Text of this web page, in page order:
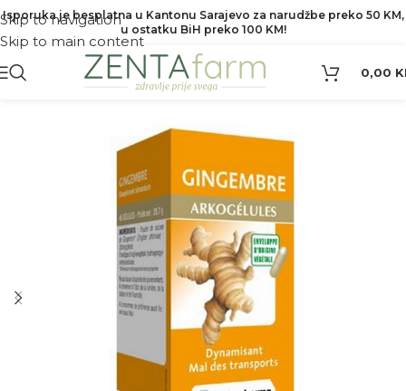
Skip to navigation
Skip to main content
Isporuka je besplatna u Kantonu Sarajevo za narudžbe preko 50 KM,
u ostatku BiH preko 100 KM!
0,00